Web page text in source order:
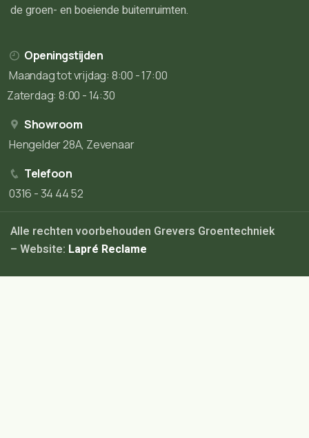
de groen- en boeiende buitenruimten.
Openingstijden
Maandag tot vrijdag: 8:00 - 17:00
Zaterdag: 8:00 - 14:30
Showroom
Hengelder 28A, Zevenaar
Telefoon
0316 - 34 44 52
Alle rechten voorbehouden Grevers Groentechniek
– Website: Lapré Reclame